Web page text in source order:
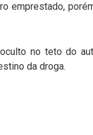
emprestado,
no teto do
da droga.